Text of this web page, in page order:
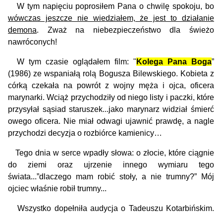
W tym napięciu poprosiłem Pana o chwilę spokoju, bo
wówczas jeszcze nie wiedziałem, że jest to działanie
demona. Zważ na niebezpieczeństwo dla świeżo
nawróconych!
W tym czasie oglądałem film: " Kolega Pana Boga”
(1986) ze wspaniałą rolą Bogusza Bilewskiego. Kobieta z
córką czekała na powrót z wojny męża i ojca, oficera
marynarki. Wciąż przychodziły od niego listy i paczki, które
przysyłał sąsiad staruszek...jako marynarz widział śmierć
owego oficera. Nie miał odwagi ujawnić prawdę, a nagle
przychodzi decyzja o rozbiórce kamienicy…
Tego dnia w serce wpadły słowa: o złocie, które ciągnie
do ziemi oraz ujrzenie innego wymiaru tego
świata...”dlaczego mam robić stoły, a nie trumny?” Mój
ojciec właśnie robił trumny...
Wszystko dopełniła audycja o Tadeuszu Kotarbińskim.